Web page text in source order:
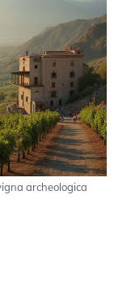
archeologica